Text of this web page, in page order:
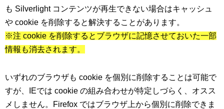
も Silverlight コンテンツが再生できない場合はキャッシュ
や cookie を削除すると解決することがあります。
※注 cookie を削除するとブラウザに記憶させておいた一部
情報も消去されます。
いずれのブラウザも cookie を個別に削除することは可能で
すが、IEでは cookie の組み合わせが特定しづらく、オスス
メしません。Firefox ではブラウザ上から個別に削除できま